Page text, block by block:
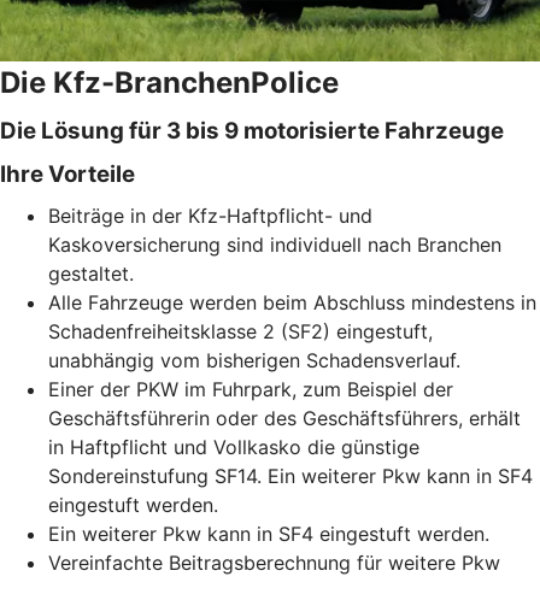
Die Kfz-BranchenPolice
Die Lösung für 3 bis 9 motorisierte Fahrzeuge
Ihre Vorteile
Beiträge in der Kfz-Haftpflicht- und
Kaskoversicherung sind individuell nach Branchen
gestaltet.
Alle Fahrzeuge werden beim Abschluss mindestens in
Schadenfreiheitsklasse 2 (SF2) eingestuft,
unabhängig vom bisherigen Schadensverlauf.
Einer der PKW im Fuhrpark, zum Beispiel der
Geschäftsführerin oder des Geschäftsführers, erhält
in Haftpflicht und Vollkasko die günstige
Sondereinstufung SF14. Ein weiterer Pkw kann in SF4
eingestuft werden.
Ein weiterer Pkw kann in SF4 eingestuft werden.
Vereinfachte Beitragsberechnung für weitere Pkw